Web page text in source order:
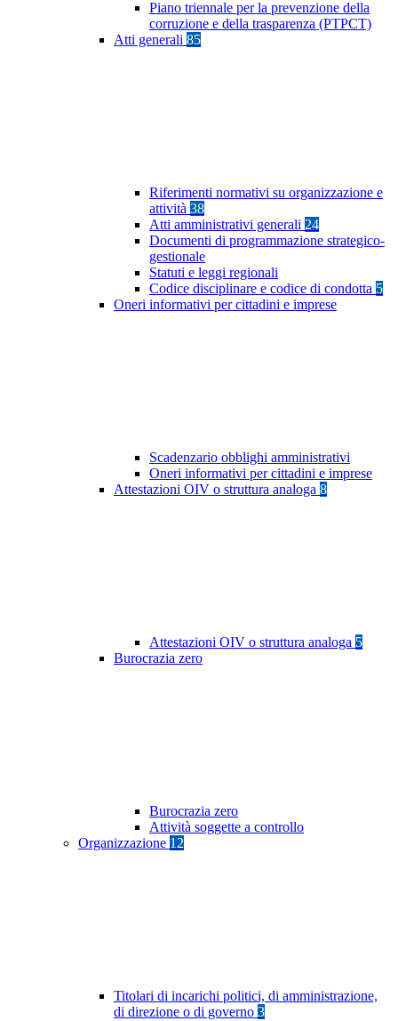
Piano triennale per la prevenzione della
corruzione e della trasparenza (PTPCT)
Atti generali 85
Riferimenti normativi su organizzazione e
attività 38
Atti amministrativi generali 24
Documenti di programmazione strategico-
gestionale
Statuti e leggi regionali
Codice disciplinare e codice di condotta 5
Oneri informativi per cittadini e imprese
Scadenzario obblighi amministrativi
Oneri informativi per cittadini e imprese
Attestazioni OIV o struttura analoga 8
Attestazioni OIV o struttura analoga 5
Burocrazia zero
Burocrazia zero
Attività soggette a controllo
Organizzazione 12
Titolari di incarichi politici, di amministrazione,
di direzione o di governo 3